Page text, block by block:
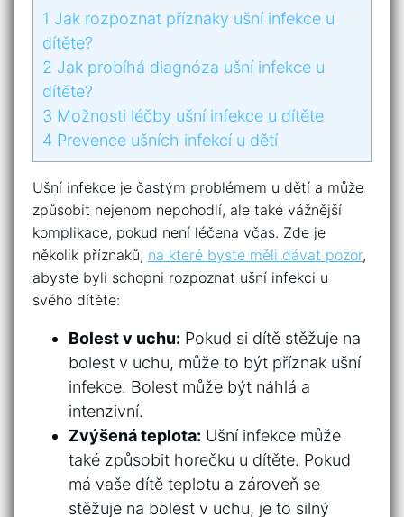
1 Jak rozpoznat příznaky ušní infekce u
dítěte?
2 Jak probíhá diagnóza ušní infekce u
dítěte?
3 Možnosti léčby ušní infekce​ u dítěte
4 Prevence ušních infekcí u dětí
Ušní⁣ infekce je častým problémem u dětí a může
způsobit nejenom nepohodlí, ale také vážnější
komplikace, pokud není léčena včas. Zde‍ je
několik příznaků, na které‍ byste ‍měli dávat pozor,
abyste byli schopni rozpoznat ⁤ušní infekci u
svého dítěte:
Bolest ⁤v uchu: Pokud si dítě stěžuje na
bolest v uchu, ‍může to být ⁢příznak ušní‍
infekce. ⁢Bolest ​může být náhlá a
intenzivní.
Zvýšená teplota: Ušní infekce‍ může
také způsobit horečku u⁤ dítěte. Pokud​
má vaše dítě teplotu ⁤a zároveň se​
stěžuje na bolest v uchu, je to ⁢silný